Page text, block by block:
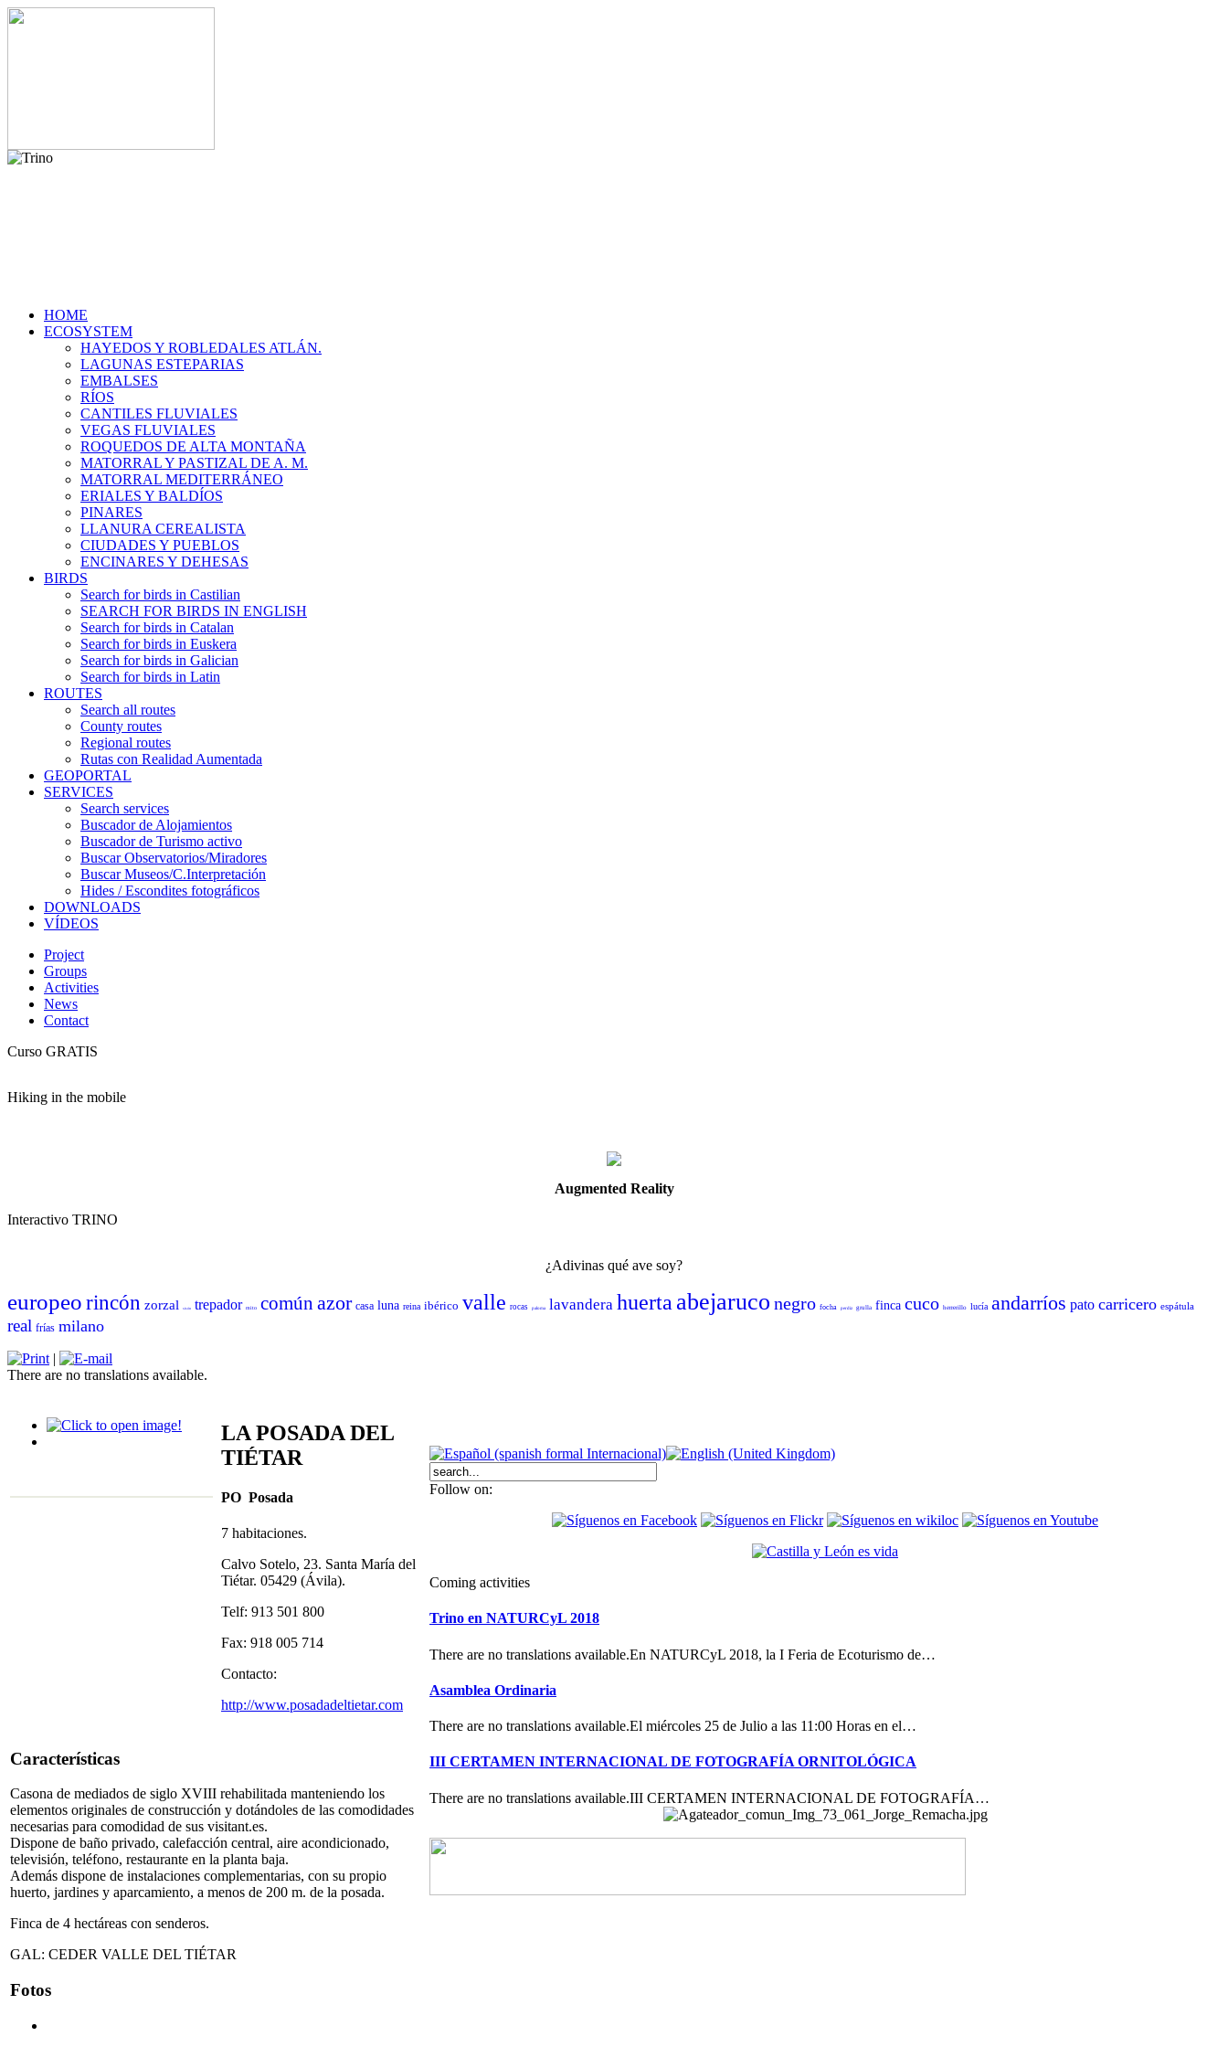
HOME
ECOSYSTEM
HAYEDOS Y ROBLEDALES ATLÁN.
LAGUNAS ESTEPARIAS
EMBALSES
RÍOS
CANTILES FLUVIALES
VEGAS FLUVIALES
ROQUEDOS DE ALTA MONTAÑA
MATORRAL Y PASTIZAL DE A. M.
MATORRAL MEDITERRÁNEO
ERIALES Y BALDÍOS
PINARES
LLANURA CEREALISTA
CIUDADES Y PUEBLOS
ENCINARES Y DEHESAS
BIRDS
Search for birds in Castilian
SEARCH FOR BIRDS IN ENGLISH
Search for birds in Catalan
Search for birds in Euskera
Search for birds in Galician
Search for birds in Latin
ROUTES
Search all routes
County routes
Regional routes
Rutas con Realidad Aumentada
GEOPORTAL
SERVICES
Search services
Buscador de Alojamientos
Buscador de Turismo activo
Buscar Observatorios/Miradores
Buscar Museos/C.Interpretación
Hides / Escondites fotográficos
DOWNLOADS
VÍDEOS
Project
Groups
Activities
News
Contact
Curso GRATIS
Hiking in the mobile
Augmented Reality
Interactivo TRINO
¿Adivinas qué ave soy?
europeo rincón zorzal sisón trepador mito común azor casa luna reina ibérico valle rocas paloma lavandera huerta abejaruco negro focha perdiz grulla finca cuco herrerillo lucía andarríos pato carricero espátula
real frías milano
|
There are no translations available.
LA POSADA DEL
TIÉTAR
PO Posada
7 habitaciones.
Calvo Sotelo, 23. Santa María del
Tiétar. 05429 (Ávila).
Telf: 913 501 800
Fax: 918 005 714
Contacto:
http://www.posadadeltietar.com
Características
Casona de mediados de siglo XVIII rehabilitada manteniendo los
elementos originales de construcción y dotándoles de las comodidades
necesarias para comodidad de sus visitant.es.
Dispone de baño privado, calefacción central, aire acondicionado,
televisión, teléfono, restaurante en la planta baja.
Además dispone de instalaciones complementarias, con su propio
huerto, jardines y aparcamiento, a menos de 200 m. de la posada.
Finca de 4 hectáreas con senderos.
GAL: CEDER VALLE DEL TIÉTAR
Fotos
Follow on:
Coming activities
Trino en NATURCyL 2018
There are no translations available.En NATURCyL 2018, la I Feria de Ecoturismo de…
Asamblea Ordinaria
There are no translations available.El miércoles 25 de Julio a las 11:00 Horas en el…
III CERTAMEN INTERNACIONAL DE FOTOGRAFÍA ORNITOLÓGICA
There are no translations available.III CERTAMEN INTERNACIONAL DE FOTOGRAFÍA…